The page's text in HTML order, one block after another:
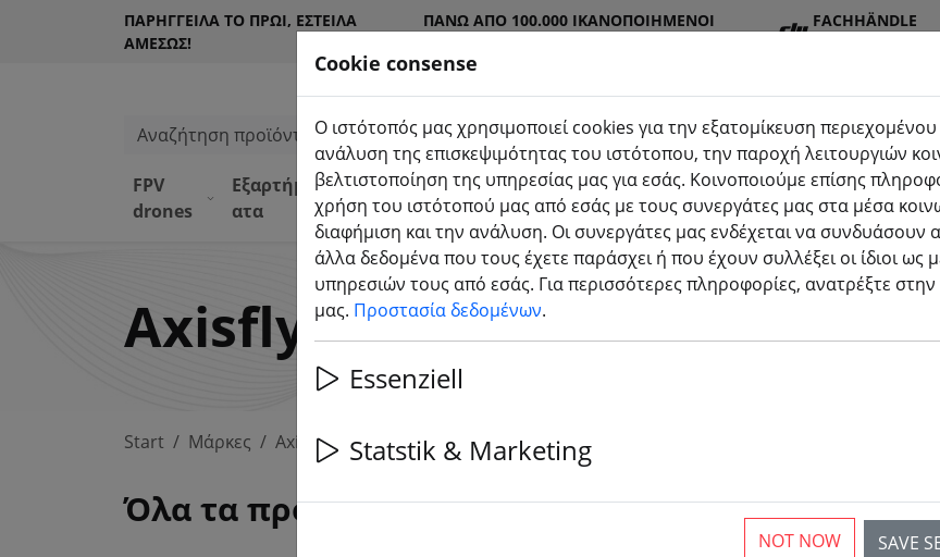
ΠΑΡΉΓΓΕΙΛΑ ΤΟ ΠΡΩΊ, ΈΣΤΕΙΛΑ
ΑΜΈΣΩΣ!
ΠΆΝΩ ΑΠΌ 100.000 ΙΚΑΝΟΠΟΙΗΜΈΝΟΙ
FACHHÄNDLE
Αναζήτηση προϊόντων
FPV
drones
Εξαρτήμ
ατα
Εξοπλισ
μός
Κατάστημ
α DJI
Μπατα
ρίες
Προπ
έλα
Αξεσο
υάρ
εκτύπωση
Axisflying
Start Μάρκες Axisflying
Όλα τα προϊόντα από Axisflying
Cookie consense
Ο ιστότοπός μας χρησιμοποιεί cookies για την εξατομίκευση
ανάλυση της επισκεψιμότητας του ιστότοπου, την παροχή λειτουργιών
βελτιστοποίηση της υπηρεσίας μας για εσάς. Κοινοποιούμε επίσης
χρήση του ιστότοπού μας από εσάς με τους συνεργάτες μας στα μέσα
διαφήμιση και την ανάλυση. Οι συνεργάτες μας ενδέχεται να συνδυάσουν
άλλα δεδομένα που τους έχετε παράσχει ή που έχουν συλλέξει οι ίδιοι ως
υπηρεσιών τους από εσάς. Για περισσότερες πληροφορίες, ανατρέξτε
μας. Προστασία δεδομένων.
Essenziell
Statstik & Marketing
SAVE
NOT NOW